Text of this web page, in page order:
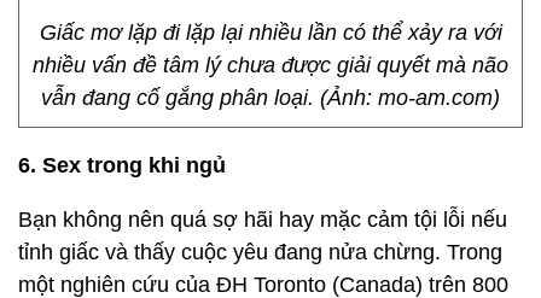
Giấc mơ lặp đi lặp lại nhiều lần có thể xảy ra với
nhiều vấn đề tâm lý chưa được giải quyết mà não
vẫn đang cố gắng phân loại. (Ảnh: mo-am.com)
6. Sex trong khi ngủ
Bạn không nên quá sợ hãi hay mặc cảm tội lỗi nếu
tỉnh giấc và thấy cuộc yêu đang nửa chừng. Trong
một nghiên cứu của ĐH Toronto (Canada) trên 800